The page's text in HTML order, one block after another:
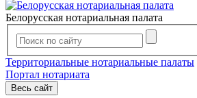
Белорусская нотариальная палата
Территориальные нотариальные палаты
Портал нотариата
Весь сайт